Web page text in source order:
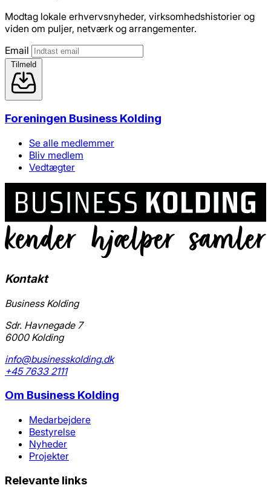
Modtag lokale erhvervsnyheder, virksomhedshistorier og
viden om puljer, netværk og arrangementer.
Email
Tilmeld
Foreningen Business Kolding
Se alle medlemmer
Bliv medlem
Vedtægter
Kontakt
Business Kolding
Sdr. Havnegade 7
6000 Kolding
info@businesskolding.dk
+45 7633 2111
Om Business Kolding
Medarbejdere
Bestyrelse
Nyheder
Projekter
Relevante links